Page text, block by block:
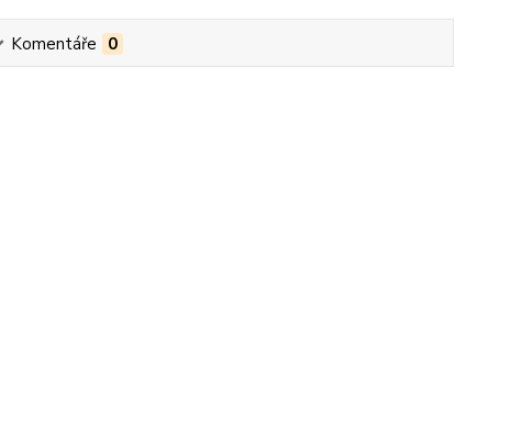
Komentáře 0